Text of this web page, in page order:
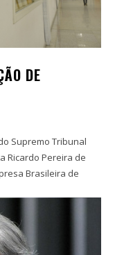
DE
Supremo Tribunal
Ricardo Pereira de
Brasileira de